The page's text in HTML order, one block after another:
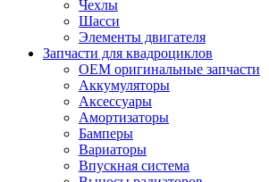
Чехлы
Шасси
Элементы двигателя
Запчасти для квадроциклов
OEM оригинальные запчасти
Аккумуляторы
Аксессуары
Амортизаторы
Бамперы
Вариаторы
Впускная система